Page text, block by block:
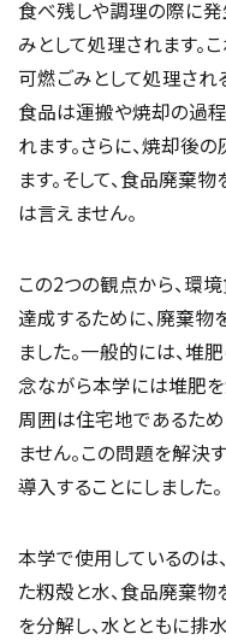
食べ残しや調理の際に
みとして処理されます。
可燃ごみとして処理され
食品は運搬や焼却の過
れます。さらに、焼却後
ます。そして、食品廃棄
は言えません。
この2つの観点から、環
達成するために、廃棄物
ました。一般的には、堆
念ながら本学には堆肥を
周囲は住宅地であるた
ません。この問題を解決
導入することにしました。
本学で使用しているのは
た籾殻と水、食品廃棄物
を分解し、水とともに排